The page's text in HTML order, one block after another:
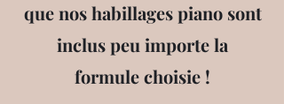
que nos habillages piano sont
inclus peu importe la
formule choisie !